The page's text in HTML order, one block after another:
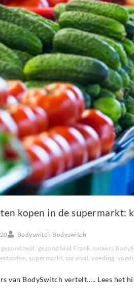
kopen in de supermarkt:
Bodyswitch Bodyswitch
gezondheid gezondheid Frank Jonkers
,supermarkt ,survival ,voeding
van BodySwitch vertelt….. Lees het